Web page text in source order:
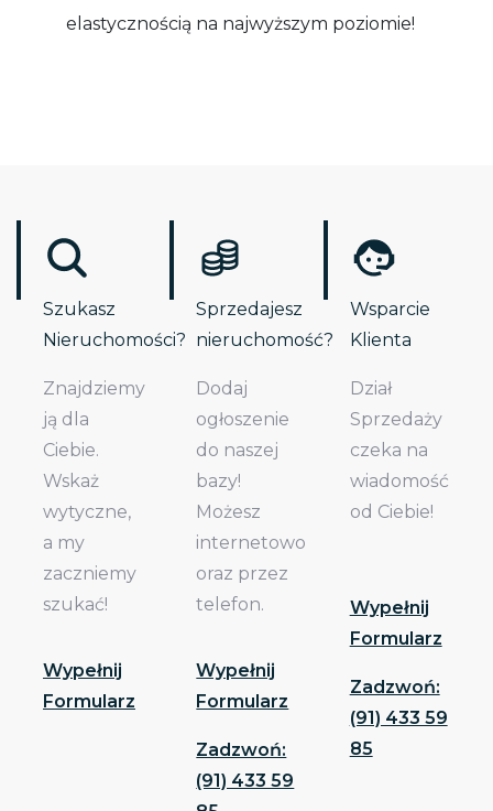
elastycznością na najwyższym poziomie!
Szukasz
Nieruchomości?
Znajdziemy
ją dla
Ciebie.
Wskaż
wytyczne,
a my
zaczniemy
szukać!
Wypełnij
Formularz
Sprzedajesz
nieruchomość?
Dodaj
ogłoszenie
do naszej
bazy!
Możesz
internetowo
oraz przez
telefon.
Wypełnij
Formularz
Zadzwoń:
(91) 433 59
Wsparcie
Klienta
Dział
Sprzedaży
czeka na
wiadomość
od Ciebie!
Wypełnij
Formularz
Zadzwoń:
(91) 433 59
85